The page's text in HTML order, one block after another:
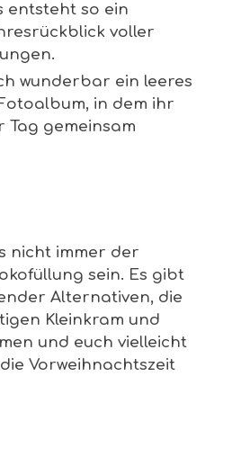
entsteht so ein
voller
wunderbar ein leeres
in dem ihr
Tag gemeinsam
nicht immer der
sein. Es gibt
Alternativen, die
Kleinkram und
und euch vielleicht
Vorweihnachtszeit